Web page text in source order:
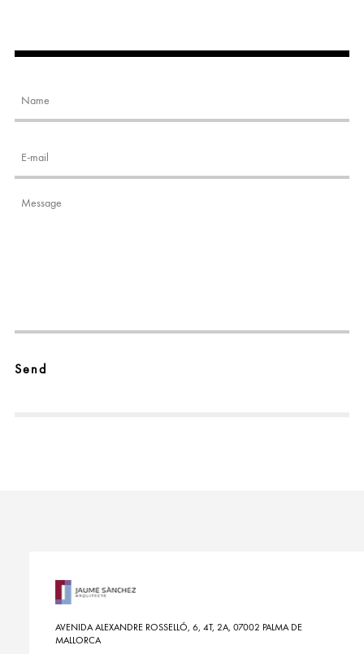
AVENIDA ALEXANDRE ROSSELLÓ, 6, 4T, 2A, 07002 PALMA DE
MALLORCA